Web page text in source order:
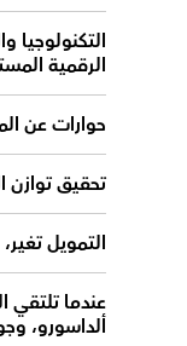
الرقمية
حوارات عن
تحقيق توازن
التمويل
عندما تلتقي
ألداسورو،